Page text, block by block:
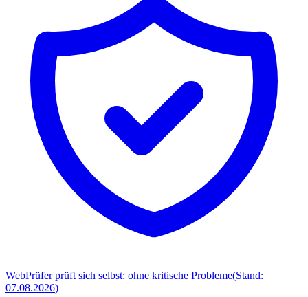
WebPrüfer prüft sich selbst: ohne kritische Probleme(Stand:
07.08.2026)